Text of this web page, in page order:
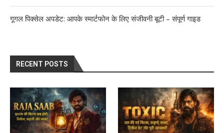
गूगल पिक्सेल अपडेट: आपके स्मार्टफोन के लिए संजीवनी बूटी – संपूर्ण गाइड
RECENT POSTS